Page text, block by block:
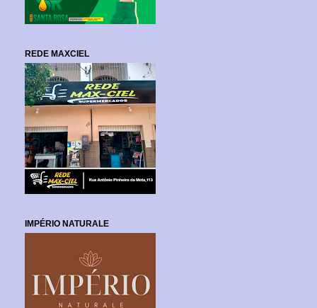
REDE MAXCIEL
IMPÉRIO NATURALE